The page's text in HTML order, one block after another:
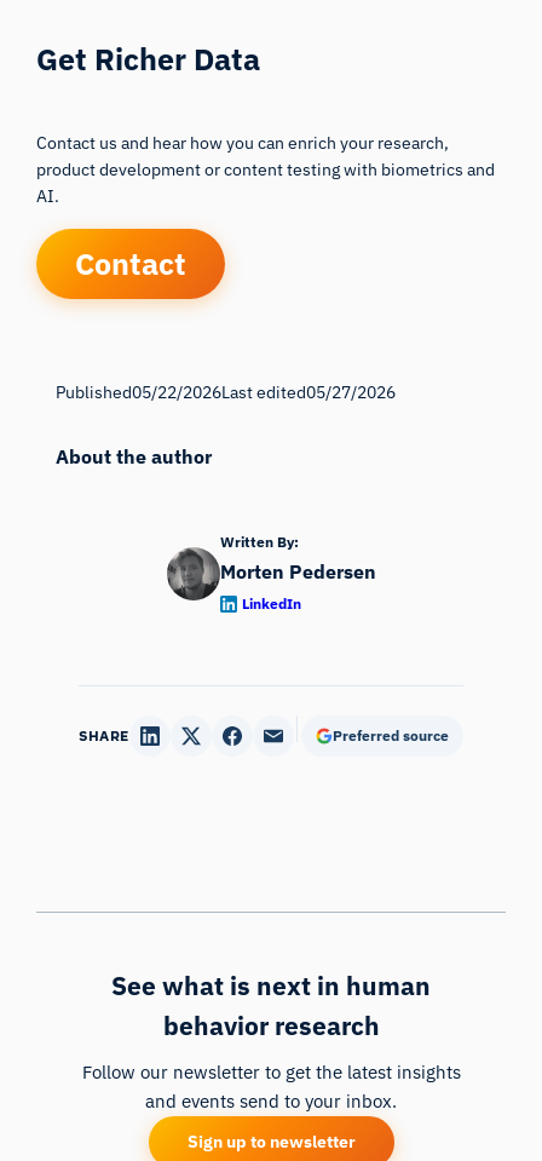
Get Richer Data
Contact us and hear how you can enrich your research,
product development or content testing with biometrics and
AI.
Contact
Published05/22/2026Last edited05/27/2026
About the author
Written By:
Morten Pedersen
LinkedIn
SHARE Preferred source
See what is next in human
behavior research
Follow our newsletter to get the latest insights
and events send to your inbox.
Sign up to newsletter